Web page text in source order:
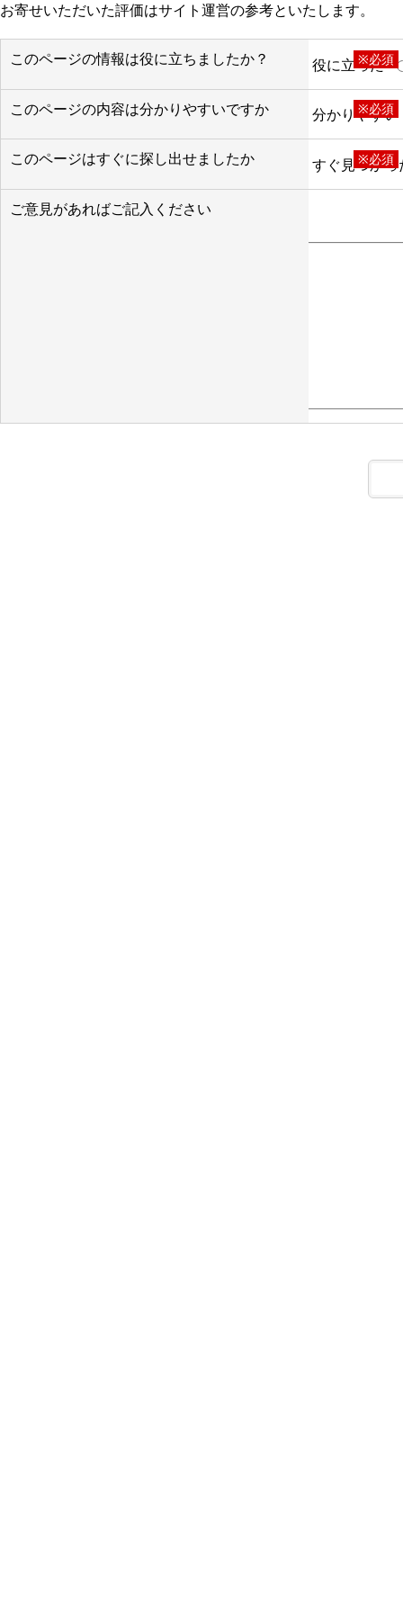
お寄せいただいた評価はサイト運営の参考といたします。
このページの情報は役に立ちましたか？ ※必須
役に立った
このページの内容は分かりやすいですか ※必須
分かりやすい
このページはすぐに探し出せましたか ※必須
すぐ見つかっ
ご意見があればご記入ください